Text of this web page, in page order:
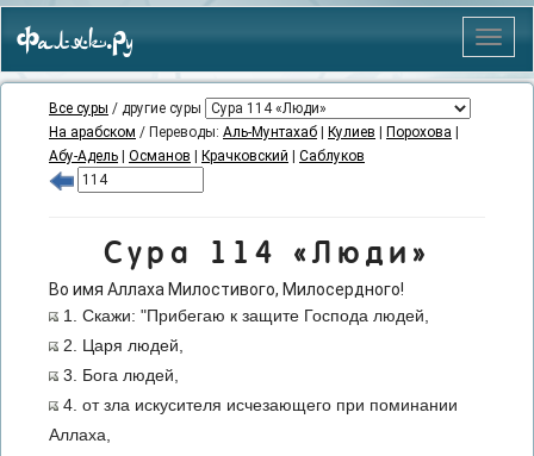
Меню
Фаляк.Ру
Все суры / другие суры
На арабском / Переводы: Аль-Мунтахаб Кулиев Порохова
Абу-Адель
Османов Крачковский Саблуков
Сура 114 «Люди»
Во имя Аллаха Милостивого, Милосердного!
1. Скажи: "Прибегаю к защите Господа людей,
2. Царя людей,
3. Бога людей,
4. от зла искусителя исчезающего при поминании
Аллаха,